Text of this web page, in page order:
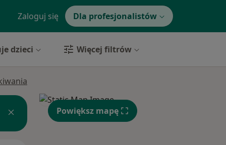
Zaloguj się Dla profesjonalistów
dzieci Więcej filtrów
Powiększ mapę